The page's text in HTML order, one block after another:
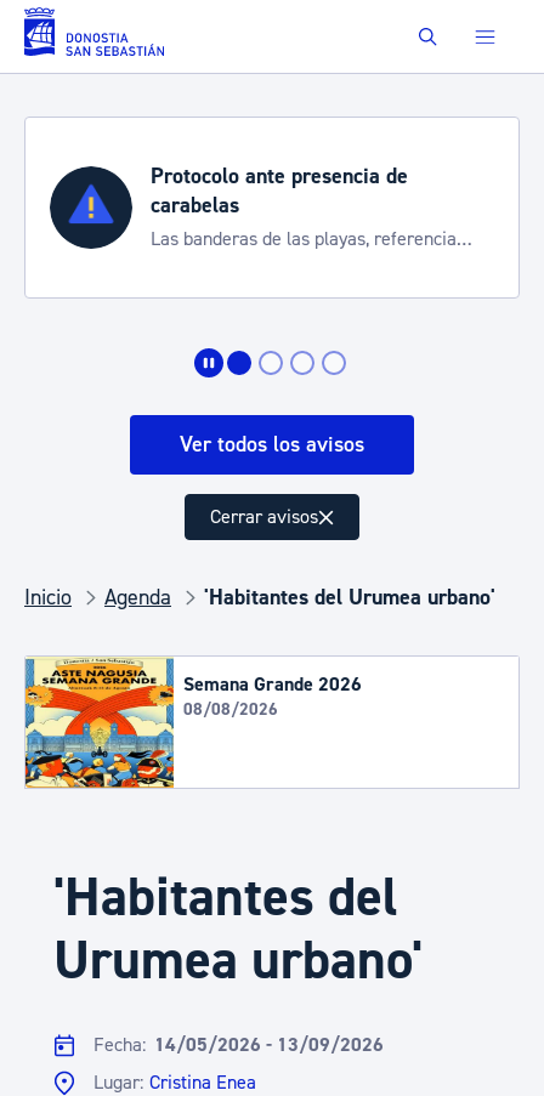
Saltar al contenido principal Buscar
Protocolo ante presencia de
carabelas
Las banderas de las playas, referencia
Ver todos los avisos
Cerrar avisos
Inicio Agenda 'Habitantes del Urumea urbano'
Semana Grande 2026
08/08/2026
'Habitantes del
Urumea urbano'
Fecha: 14/05/2026 - 13/09/2026
Lugar: Cristina Enea